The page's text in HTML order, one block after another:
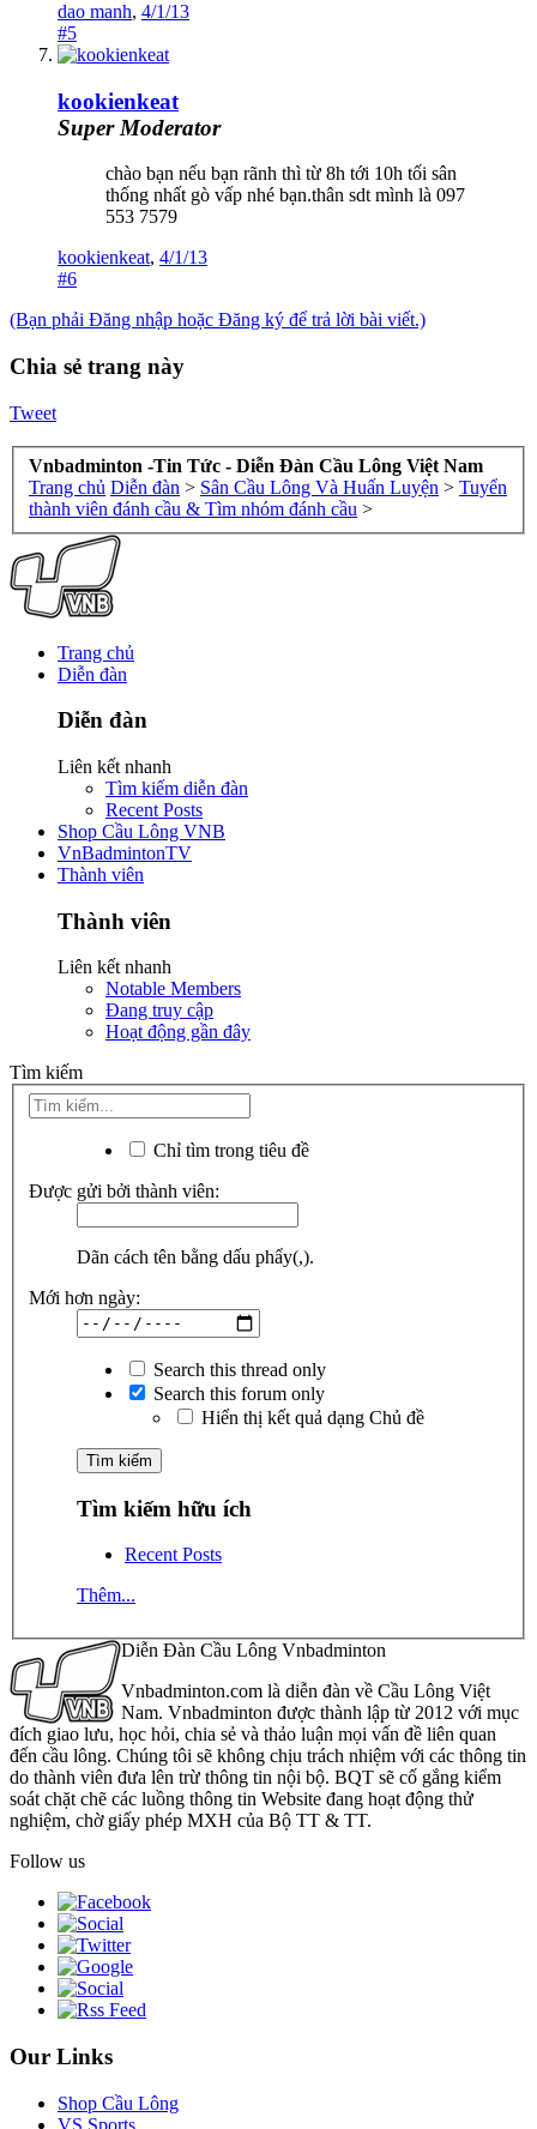
dao manh, 4/1/13
#5
kookienkeat
Super Moderator
chào bạn nếu bạn rãnh thì từ 8h tới 10h tối sân
thống nhất gò vấp nhé bạn.thân sdt mình là 097
553 7579
kookienkeat, 4/1/13
#6
(Bạn phải Đăng nhập hoặc Đăng ký để trả lời bài viết.)
Chia sẻ trang này
Tweet
Vnbadminton -Tin Tức - Diễn Đàn Cầu Lông Việt Nam
Trang chủ Diễn đàn > Sân Cầu Lông Và Huấn Luyện > Tuyển
thành viên đánh cầu & Tìm nhóm đánh cầu >
Trang chủ
Diễn đàn
Diễn đàn
Liên kết nhanh
Tìm kiếm diễn đàn
Recent Posts
Shop Cầu Lông VNB
VnBadmintonTV
Thành viên
Thành viên
Liên kết nhanh
Notable Members
Đang truy cập
Hoạt động gần đây
Tìm kiếm
Chỉ tìm trong tiêu đề
Được gửi bởi thành viên:
Dãn cách tên bằng dấu phẩy(,).
Mới hơn ngày:
Search this thread only
Search this forum only
Hiển thị kết quả dạng Chủ đề
Tìm kiếm hữu ích
Recent Posts
Thêm...
Diễn Đàn Cầu Lông Vnbadminton
Vnbadminton.com là diễn đàn về Cầu Lông Việt
Nam. Vnbadminton được thành lập từ 2012 với mục
đích giao lưu, học hỏi, chia sẻ và thảo luận mọi vấn đề liên quan
đến cầu lông. Chúng tôi sẽ không chịu trách nhiệm với các thông tin
do thành viên đưa lên trừ thông tin nội bộ. BQT sẽ cố gắng kiểm
soát chặt chẽ các luồng thông tin Website đang hoạt động thử
nghiệm, chờ giấy phép MXH của Bộ TT & TT.
Follow us
Our Links
Shop Cầu Lông
VS Sports